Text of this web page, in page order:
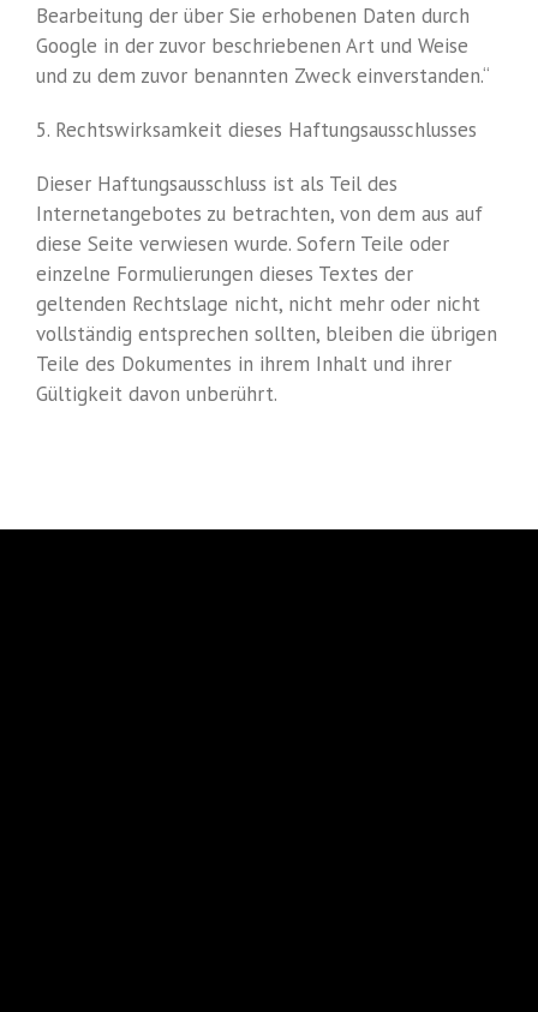
Bearbeitung der über Sie erhobenen Daten durch
Google in der zuvor beschriebenen Art und Weise
und zu dem zuvor benannten Zweck einverstanden.“
5. Rechtswirksamkeit dieses Haftungsausschlusses
Dieser Haftungsausschluss ist als Teil des
Internetangebotes zu betrachten, von dem aus auf
diese Seite verwiesen wurde. Sofern Teile oder
einzelne Formulierungen dieses Textes der
geltenden Rechtslage nicht, nicht mehr oder nicht
vollständig entsprechen sollten, bleiben die übrigen
Teile des Dokumentes in ihrem Inhalt und ihrer
Gültigkeit davon unberührt.